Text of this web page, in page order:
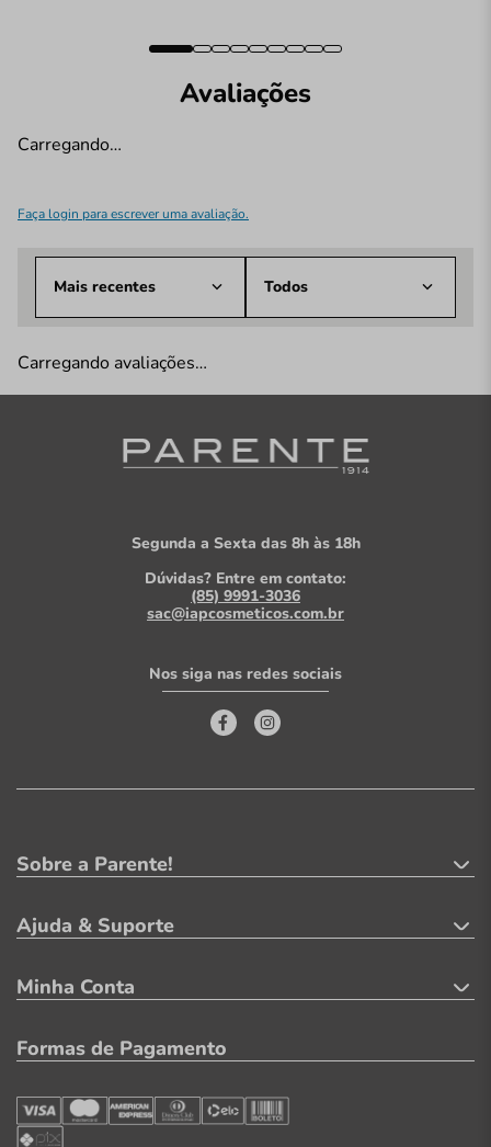
Avaliações
Carregando…
Faça login para escrever uma avaliação.
Mais recentes Todos
Carregando avaliações…
Segunda a Sexta das 8h às 18h
Dúvidas? Entre em contato:
(85) 9991-3036
sac@iapcosmeticos.com.br
Nos siga nas redes sociais
Sobre a Parente!
Ajuda & Suporte
Minha Conta
Formas de Pagamento